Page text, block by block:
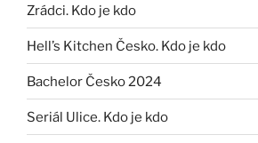
Zrádci. Kdo je kdo
Hell’s Kitchen Česko. Kdo je kdo
Bachelor Česko 2024
Seriál Ulice. Kdo je kdo